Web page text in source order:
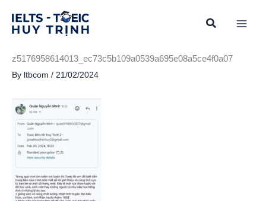
content
z5176958614013_ec73c5b109a0539a695e08a5ce4f0a07
By ltbcom / 21/02/2024